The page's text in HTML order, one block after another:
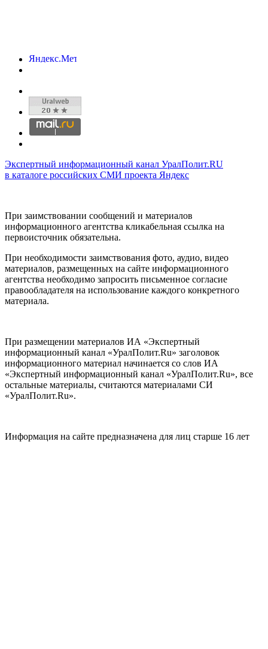
Экспертный информационный канал УралПолит.RU
в каталоге российских СМИ проекта Яндекс
При заимствовании сообщений и материалов
информационного агентства кликабельная ссылка на
первоисточник обязательна.
При необходимости заимствования фото, аудио, видео
материалов, размещенных на сайте информационного
агентства необходимо запросить письменное согласие
правообладателя на использование каждого конкретного
материала.
При размещении материалов ИА «Экспертный
информационный канал «УралПолит.Ru» заголовок
информационного материал начинается со слов ИА
«Экспертный информационный канал «УралПолит.Ru», все
остальные материалы, считаются материалами СИ
«УралПолит.Ru».
Информация на сайте предназначена для лиц старше 16 лет